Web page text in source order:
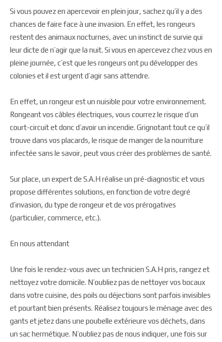
Si vous pouvez en apercevoir en plein jour, sachez qu’il y a des
chances de faire face à une invasion. En effet, les rongeurs
restent des animaux nocturnes, avec un instinct de survie qui
leur dicte de n’agir que la nuit. Si vous en apercevez chez vous en
pleine journée, c’est que les rongeurs ont pu développer des
colonies et il est urgent d’agir sans attendre.
En effet, un rongeur est un nuisible pour votre environnement.
Rongeant vos câbles électriques, vous courrez le risque d’un
court-circuit et donc d’avoir un incendie. Grignotant tout ce qu’il
trouve dans vos placards, le risque de manger de la nourriture
infectée sans le savoir, peut vous créer des problèmes de santé.
Sur place, un expert de S.A.H réalise un pré-diagnostic et vous
propose différentes solutions, en fonction de votre degré
d’invasion, du type de rongeur et de vos prérogatives
(particulier, commerce, etc.).
En nous attendant
Une fois le rendez-vous avec un technicien S.A.H pris, rangez et
nettoyez votre domicile. N’oubliez pas de nettoyer vos bocaux
dans votre cuisine, des poils ou déjections sont parfois invisibles
et pourtant bien présents. Réalisez toujours le ménage avec des
gants et jetez dans une poubelle extérieure vos déchets, dans
un sac hermétique. N’oubliez pas de nous indiquer, une fois sur